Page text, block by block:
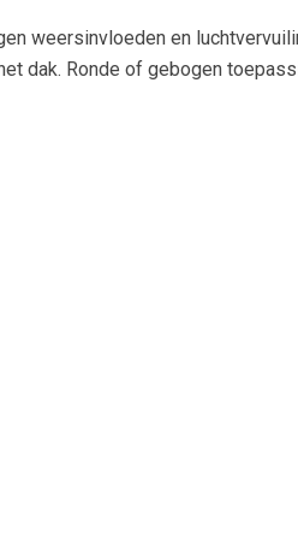
weersinvloeden en
dak. Ronde of gebogen